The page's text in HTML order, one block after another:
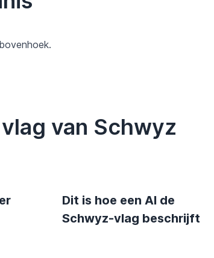
van Schwyz
Dit is hoe een AI de
Schwyz-vlag beschrijft